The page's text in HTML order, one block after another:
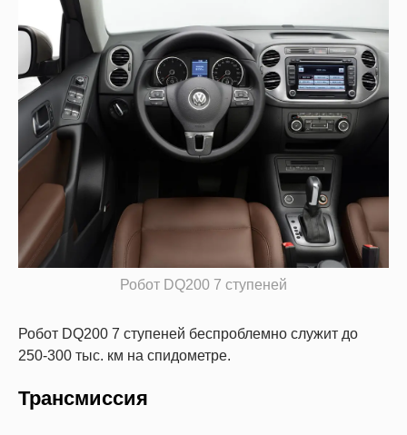
Робот DQ200 7 ступеней
Робот DQ200 7 ступеней беспроблемно служит до
250-300 тыс. км на спидометре.
Трансмиссия